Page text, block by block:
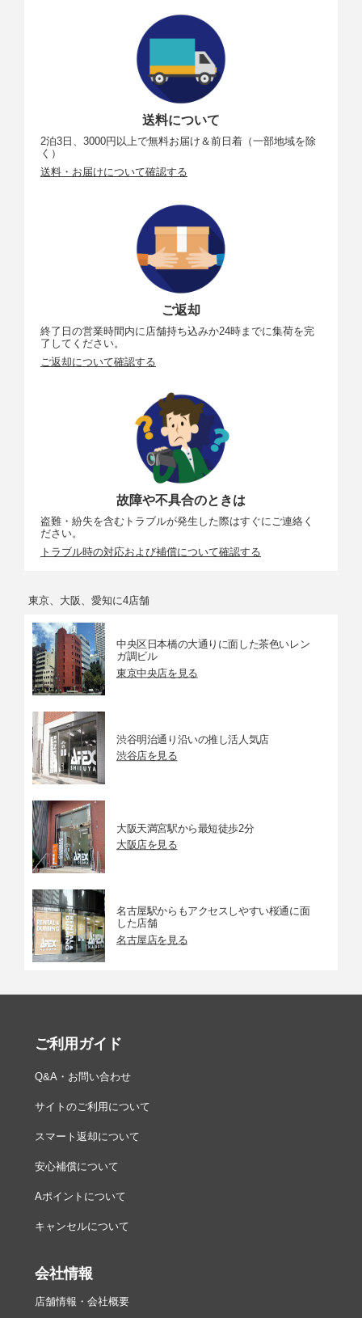
送料について
2泊3日、3000円以上で無料お届け＆前日着（一部地域を除
く）
送料・お届けについて確認する
ご返却
終了日の営業時間内に店舗持ち込みか24時までに集荷を完
了してください。
ご返却について確認する
故障や不具合のときは
盗難・紛失を含むトラブルが発生した際はすぐにご連絡く
ださい。
トラブル時の対応および補償について確認する
東京、大阪、愛知に4店舗
中央区日本橋の大通りに面した茶色いレン
ガ調ビル
東京中央店を見る
渋谷明治通り沿いの推し活人気店
渋谷店を見る
大阪天満宮駅から最短徒歩2分
大阪店を見る
名古屋駅からもアクセスしやすい桜通に面
した店舗
名古屋店を見る
ご利用ガイド
Q&A・お問い合わせ
サイトのご利用について
スマート返却について
安心補償について
Aポイントについて
キャンセルについて
会社情報
店舗情報・会社概要